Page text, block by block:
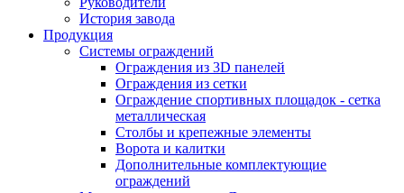
История завода
Продукция
Системы ограждений
Ограждения из 3D панелей
Ограждения из сетки
Ограждение спортивных площадок - сетка
металлическая
Столбы и крепежные элементы
Ворота и калитки
Дополнительные комплектующие
ограждений